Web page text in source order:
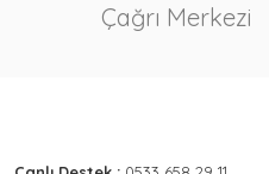
Çağrı Merkezi